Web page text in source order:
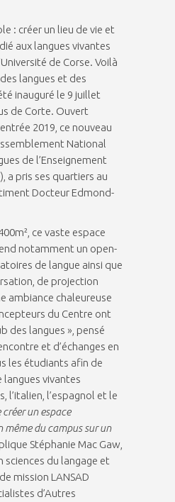
: créer un lieu de vie et
aux langues vivantes
de Corse. Voilà
langues et des
inauguré le 9 juillet
de Corte. Ouvert
2019, ce nouveau
National
de l’Enseignement
a pris ses quartiers au
Docteur Edmond-
ce vaste espace
notamment un open-
de langue ainsi que
de projection
ambiance chaleureuse
du Centre ont
des langues », pensé
et d’échanges en
les étudiants afin de
vivantes
l’italien, l’espagnol et le
créer un espace
du campus sur un
Stéphanie Mac Gaw,
sciences du langage et
mission LANSAD
d’Autres